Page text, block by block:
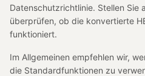
Datenschutzrichtlinie. Stellen Sie
überprüfen, ob die konvertierte
funktioniert.
Im Allgemeinen empfehlen wir,
die Standardfunktionen zu